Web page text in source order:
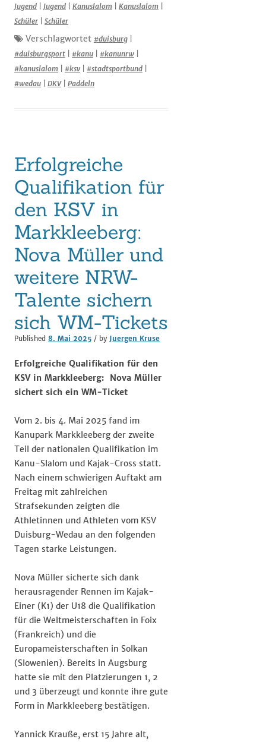
Jugend
Jugend Kanuslalom Kanuslalom
Schüler
Schüler
Verschlagwortet #duisburg
#duisburgsport
#kanu #kanunrw
#kanuslalom
#ksv #stadtsportbund
#wedau
DKV| Paddeln
Erfolgreiche
Qualifikation für
den KSV in
Markkleeberg:
Nova Müller und
weitere NRW-
Talente sichern
sich WM-Tickets
Published 8. Mai 2025 / by Juergen Kruse
Erfolgreiche Qualifikation für den
KSV in Markkleeberg: Nova Müller
sichert sich ein WM-Ticket
Vom 2. bis 4. Mai 2025 fand im
Kanupark Markkleeberg der zweite
Teil der nationalen Qualifikation im
Kanu-Slalom und Kajak-Cross statt.
Nach einem schwierigen Auftakt am
Freitag mit zahlreichen
Strafsekunden zeigten die
Athletinnen und Athleten vom KSV
Duisburg-Wedau an den folgenden
Tagen starke Leistungen.
Nova Müller sicherte sich dank
herausragender Rennen im Kajak-
Einer (K1) der U18 die Qualifikation
für die Weltmeisterschaften in Foix
(Frankreich) und die
Europameisterschaften in Solkan
(Slowenien). Bereits in Augsburg
hatte sie mit den Platzierungen 1, 2
und 3 überzeugt und konnte ihre gute
Form in Markkleeberg bestätigen.
Yannick Krauße, erst 15 Jahre alt,